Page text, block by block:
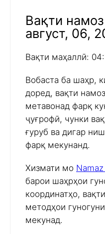
Вақти
август, 06,
Вақти маҳаллӣ:
Вобаста ба шаҳр,
доред, вақти
метавонад фарқ
ҷуғрофӣ, чунки
ғуруб ва дигар
фарқ мекунанд.
Хизмати мо
барои шаҳрҳои
координатҳо,
методҳои
мекунад.